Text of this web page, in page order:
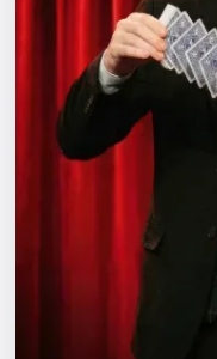
Города